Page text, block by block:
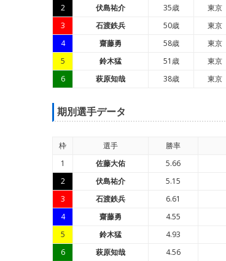
2
伏島祐介 35歳 東京
3
石渡鉄兵 50歳 東京
4
齋藤勇 58歳 東京
5
鈴木猛 51歳 東京
6
萩原知哉 38歳 東京
期別選手データ
枠 選手 勝率
1
佐藤大佑 5.66
2
伏島祐介 5.15
3
石渡鉄兵 6.61
4
齋藤勇 4.55
5
鈴木猛 4.93
6
萩原知哉 4.56